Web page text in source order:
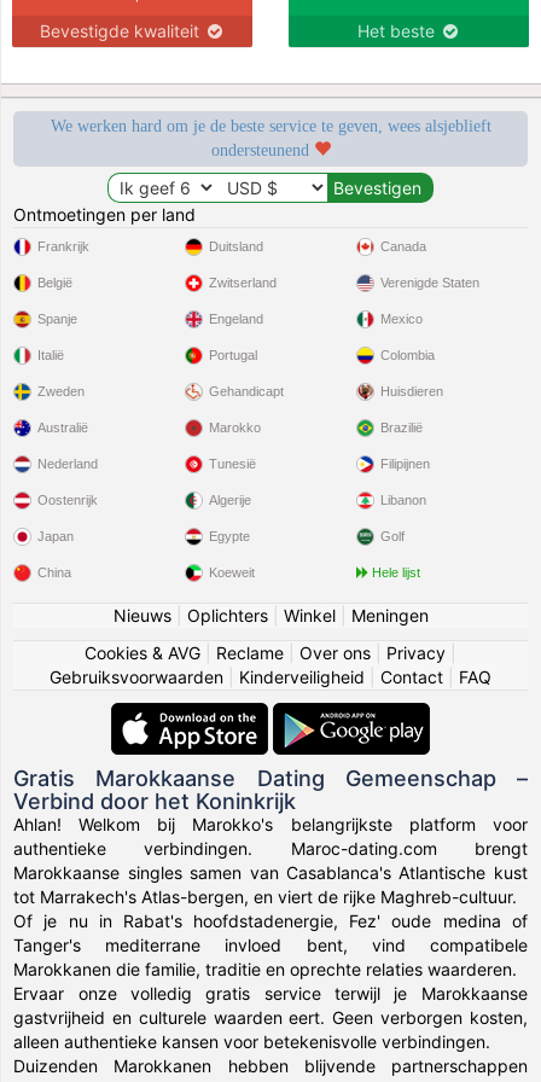
Bevestigde kwaliteit Het beste
We werken hard om je de beste service te geven, wees alsjeblieft
ondersteunend
Ontmoetingen per land
Frankrijk
België
Spanje
Italië
Zweden
Duitsland
Zwitserland
Engeland
Portugal
Gehandicapt
Canada
Verenigde Staten
Mexico
Colombia
Huisdieren
Australië
Nederland
Oostenrijk
Japan
China
Marokko
Tunesië
Algerije
Egypte
Koeweit
Brazilië
Filipijnen
Libanon
Golf
Hele lijst
Nieuws| Oplichters| Winkel| Meningen
Cookies & AVG
Reclame Over ons Privacy
Gebruiksvoorwaarden
Kinderveiligheid Contact FAQ
Gratis Marokkaanse Dating Gemeenschap –
Verbind door het Koninkrijk
Ahlan! Welkom bij Marokko's belangrijkste platform voor
authentieke verbindingen. Maroc-dating.com brengt
Marokkaanse singles samen van Casablanca's Atlantische kust
tot Marrakech's Atlas-bergen, en viert de rijke Maghreb-cultuur.
Of je nu in Rabat's hoofdstadenergie, Fez' oude medina of
Tanger's mediterrane invloed bent, vind compatibele
Marokkanen die familie, traditie en oprechte relaties waarderen.
Ervaar onze volledig gratis service terwijl je Marokkaanse
gastvrijheid en culturele waarden eert. Geen verborgen kosten,
alleen authentieke kansen voor betekenisvolle verbindingen.
Duizenden Marokkanen hebben blijvende partnerschappen